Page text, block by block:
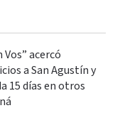
acercó
a San Agustín y
15 días en otros